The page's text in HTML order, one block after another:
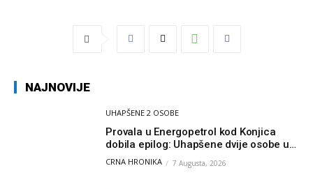
NAJNOVIJE
UHAPŠENE 2 OSOBE
Provala u Energopetrol kod Konjica
dobila epilog: Uhapšene dvije osobe u
Čapljini i Jablanici
CRNA HRONIKA 7 Augusta, 2026